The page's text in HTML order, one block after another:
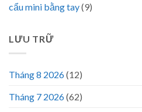
cẩu mini bằng tay(9)
LƯU TRỮ
Tháng 8 2026(12)
Tháng 7 2026(62)